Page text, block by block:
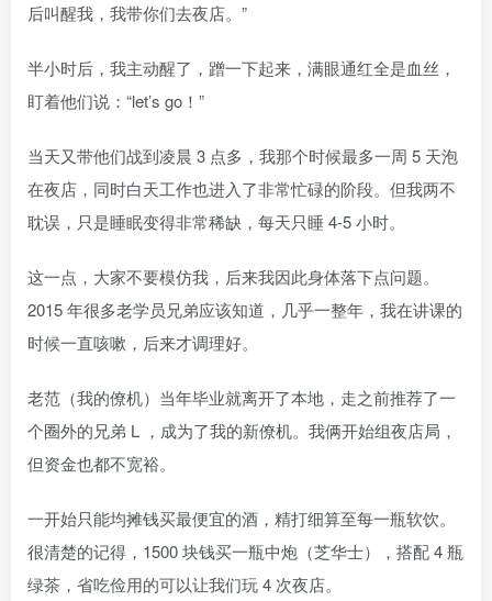
后叫醒我，我带你们去夜店。”
半小时后，我主动醒了，蹭一下起来，满眼通红全是血丝，
盯着他们说：“let’s go！”
当天又带他们战到凌晨 3 点多，我那个时候最多一周 5 天泡
在夜店，同时白天工作也进入了非常忙碌的阶段。但我两不
耽误，只是睡眠变得非常稀缺，每天只睡 4-5 小时。
这一点，大家不要模仿我，后来我因此身体落下点问题。
2015 年很多老学员兄弟应该知道，几乎一整年，我在讲课的
时候一直咳嗽，后来才调理好。
老范（我的僚机）当年毕业就离开了本地，走之前推荐了一
个圈外的兄弟 L ，成为了我的新僚机。我俩开始组夜店局，
但资金也都不宽裕。
一开始只能均摊钱买最便宜的酒，精打细算至每一瓶软饮。
很清楚的记得，1500 块钱买一瓶中炮（芝华士），搭配 4 瓶
绿茶，省吃俭用的可以让我们玩 4 次夜店。